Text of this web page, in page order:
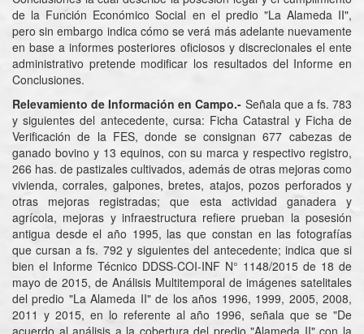
de la Función Económico Social en el predio "La Alameda II",
pero sin embargo indica cómo se verá más adelante nuevamente
en base a informes posteriores oficiosos y discrecionales el ente
administrativo pretende modificar los resultados del Informe en
Conclusiones.
Relevamiento de Información en Campo.- Señala que a fs. 783
y siguientes del antecedente, cursa: Ficha Catastral y Ficha de
Verificación de la FES, donde se consignan 677 cabezas de
ganado bovino y 13 equinos, con su marca y respectivo registro,
266 has. de pastizales cultivados, además de otras mejoras como
vivienda, corrales, galpones, bretes, atajos, pozos perforados y
otras mejoras registradas; que esta actividad ganadera y
agrícola, mejoras y infraestructura refiere prueban la posesión
antigua desde el año 1995, las que constan en las fotografías
que cursan a fs. 792 y siguientes del antecedente; indica que si
bien el Informe Técnico DDSS-COI-INF N° 1148/2015 de 18 de
mayo de 2015, de Análisis Multitemporal de imágenes satelitales
del predio "La Alameda II" de los años 1996, 1999, 2005, 2008,
2011 y 2015, en lo referente al año 1996, señala que se "De
acuerdo al análisis a la cobertura del predio "Alameda II" con la